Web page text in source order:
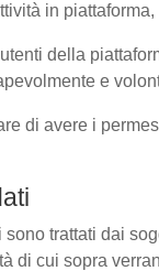
in
della
e
di avere i
sono trattati dai
di cui sopra